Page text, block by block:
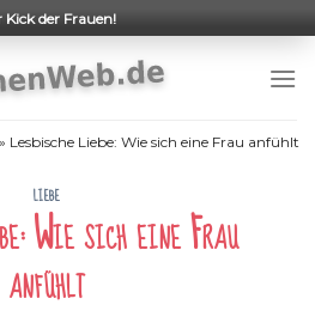
Kick der Frauen!
» Lesbische Liebe: Wie sich eine Frau anfühlt
LIEBE
Wie sich eine Frau
anfühlt